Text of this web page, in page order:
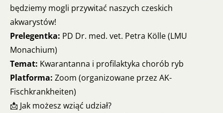
będziemy mogli przywitać naszych czeskich
akwarystów!
Prelegentka: PD Dr. med. vet. Petra Kölle (LMU
Monachium)
Temat: Kwarantanna i profilaktyka chorób ryb
Platforma: Zoom (organizowane przez AK-
Fischkrankheiten)
📩 Jak możesz wziąć udział?